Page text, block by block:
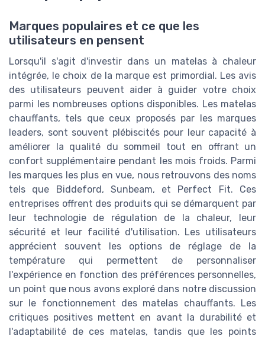
Marques populaires et ce que les
utilisateurs en pensent
Lorsqu'il s'agit d'investir dans un matelas à chaleur
intégrée, le choix de la marque est primordial. Les avis
des utilisateurs peuvent aider à guider votre choix
parmi les nombreuses options disponibles. Les matelas
chauffants, tels que ceux proposés par les marques
leaders, sont souvent plébiscités pour leur capacité à
améliorer la qualité du sommeil tout en offrant un
confort supplémentaire pendant les mois froids. Parmi
les marques les plus en vue, nous retrouvons des noms
tels que Biddeford, Sunbeam, et Perfect Fit. Ces
entreprises offrent des produits qui se démarquent par
leur technologie de régulation de la chaleur, leur
sécurité et leur facilité d'utilisation. Les utilisateurs
apprécient souvent les options de réglage de la
température qui permettent de personnaliser
l'expérience en fonction des préférences personnelles,
un point que nous avons exploré dans notre discussion
sur le fonctionnement des matelas chauffants. Les
critiques positives mettent en avant la durabilité et
l'adaptabilité de ces matelas, tandis que les points